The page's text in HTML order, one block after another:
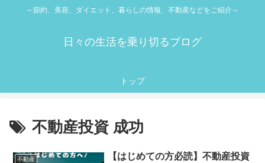
～節約、美容、ダイエット、暮らしの情報、不動産などをご紹介～
日々の生活を乗り切るブログ
トップ
不動産投資 成功
不動産
【はじめての方必読】不動産投資